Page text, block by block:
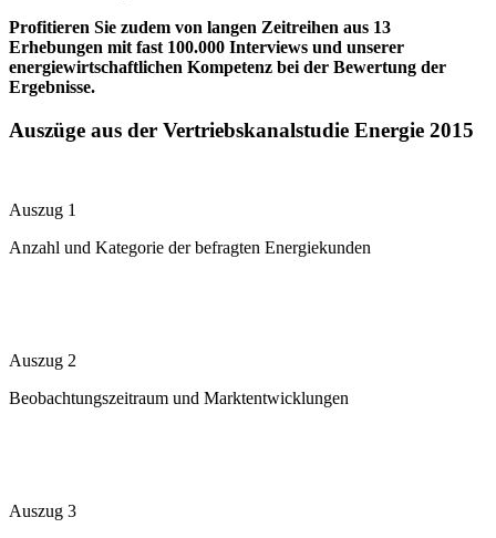
Profitieren Sie zudem von langen Zeitreihen aus 13
Erhebungen mit fast 100.000 Interviews und unserer
energiewirtschaftlichen Kompetenz bei der Bewertung der
Ergebnisse.
Auszüge aus der Vertriebskanalstudie Energie 2015
Auszug 1
Anzahl und Kategorie der befragten Energiekunden
Auszug 2
Beobachtungszeitraum und Marktentwicklungen
Auszug 3